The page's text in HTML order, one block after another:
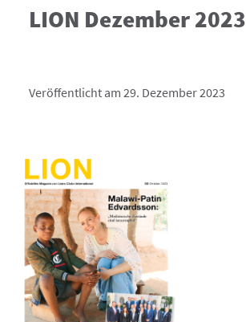
LION Dezember 2023
Veröffentlicht am 29. Dezember 2023